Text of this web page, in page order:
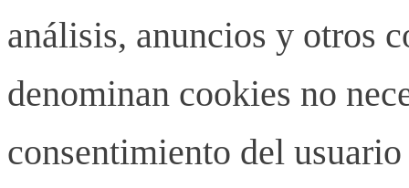
análisis, anuncios y otros
denominan cookies no
consentimiento del